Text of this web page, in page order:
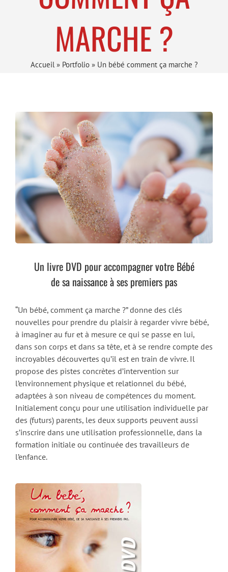
MARCHE ?
Accueil » Portfolio» Un bébé comment ça marche ?
Un livre DVD pour accompagner votre Bébé
de sa naissance à ses premiers pas
“Un bébé, comment ça marche ?” donne des clés
nouvelles pour prendre du plaisir à regarder vivre bébé,
à imaginer au fur et à mesure ce qui se passe en lui,
dans son corps et dans sa tête, et à se rendre compte des
incroyables découvertes qu’il est en train de vivre. Il
propose des pistes concrètes d’intervention sur
l’environnement physique et relationnel du bébé,
adaptées à son niveau de compétences du moment.
Initialement conçu pour une utilisation individuelle par
des (futurs) parents, les deux supports peuvent aussi
s’inscrire dans une utilisation professionnelle, dans la
formation initiale ou continuée des travailleurs de
l’enfance.